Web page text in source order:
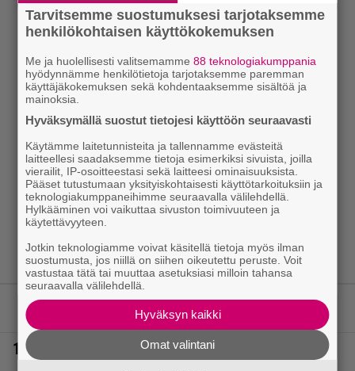
LUETUIMMAT JUTUT
1.
Vappu Pimiä sai huonoa palvelua ravintolassa –
pettyi siellä kahteen asiaan
Tarvitsemme suostumuksesi tarjotaksemme
henkilökohtaisen käyttökokemuksen
Me ja huolellisesti valitsemamme88 teknologiakumppania
hyödynnämme henkilötietoja tarjotaksemme paremman
käyttäjäkokemuksen sekä kohdentaaksemme sisältöä ja
mainoksia.
Hyväksymällä suostut tietojesi käyttöön seuraavasti
Käytämme laitetunnisteita ja tallennamme evästeitä
laitteellesi saadaksemme tietoja esimerkiksi sivuista, joilla
vierailit, IP-osoitteestasi sekä laitteesi ominaisuuksista.
Pääset tutustumaan yksityiskohtaisesti käyttötarkoituksiin ja
teknologiakumppaneihimme seuraavalla välilehdellä.
Hylkääminen voi vaikuttaa sivuston toimivuuteen ja
käytettävyyteen.
Jotkin teknologiamme voivat käsitellä tietoja myös ilman
suostumusta, jos niillä on siihen oikeutettu peruste. Voit
vastustaa tätä tai muuttaa asetuksiasi milloin tahansa
seuraavalla välilehdellä.
Hyväksyn kaikki
Omat valintani